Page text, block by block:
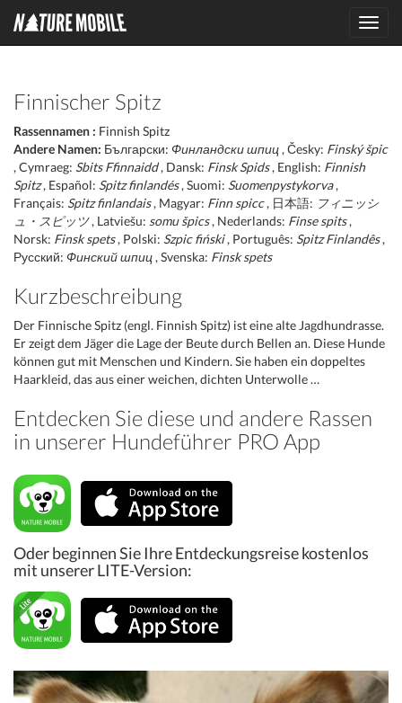
Finnischer Spitz
Rassennamen : Finnish Spitz
Andere Namen: Български: Финландски шпиц , Česky: Finský špic
, Cymraeg: Sbits Ffinnaidd, Dansk: Finsk Spids, English: Finnish
Spitz, Español: Spitz finlandés, Suomi: Suomenpystykorva,
Français: Spitz finlandais, Magyar: Finn spicc, 日本語: フィニッシ
ュ・スピッツ, Latviešu: somu špics, Nederlands: Finse spits,
Norsk: Finsk spets, Polski: Szpic fiński, Português: Spitz Finlandês,
Русский: Финский шпиц , Svenska: Finsk spets
Kurzbeschreibung
Der Finnische Spitz (engl. Finnish Spitz) ist eine alte Jagdhundrasse.
Er zeigt dem Jäger die Lage der Beute durch Bellen an. Diese Hunde
können gut mit Menschen und Kindern. Sie haben ein doppeltes
Haarkleid, das aus einer weichen, dichten Unterwolle …
Entdecken Sie diese und andere Rassen
in unserer Hundeführer PRO App
Oder beginnen Sie Ihre Entdeckungsreise kostenlos
mit unserer LITE-Version: